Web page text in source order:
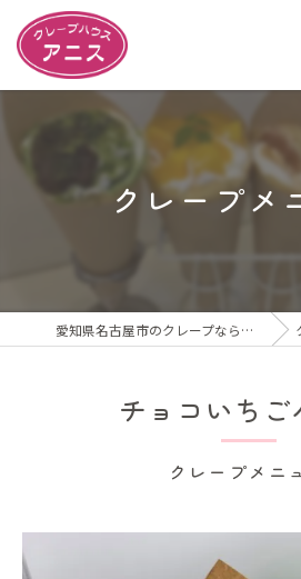
クレープメ
愛知県名古屋市のクレープならクレープハウスアニス
クレープメニ
チョコいちご